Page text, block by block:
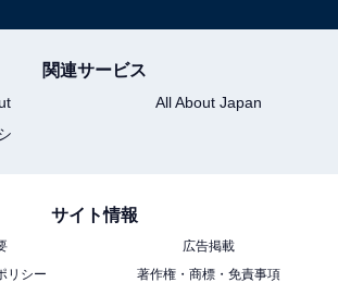
関連サービス
All About Japan
サイト情報
広告掲載
リシー
著作権・商標・免責事項